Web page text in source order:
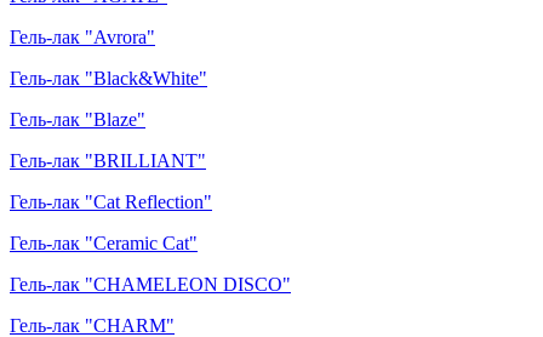
Гель-лак "Avrora"
Гель-лак "Black&White"
Гель-лак "Blaze"
Гель-лак "BRILLIANT"
Гель-лак "Cat Reflection"
Гель-лак "Ceramic Cat"
Гель-лак "CHAMELEON DISCO"
Гель-лак "CHARM"